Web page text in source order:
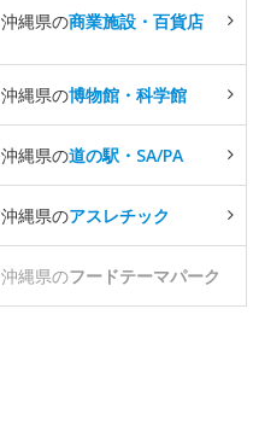
沖縄県の商業施設・百貨店
沖縄県の博物館・科学館
沖縄県の道の駅・SA/PA
沖縄県のアスレチック
沖縄県のフードテーマパーク